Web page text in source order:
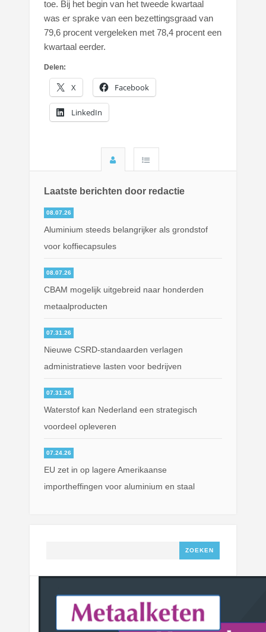
toe. Bij het begin van het tweede kwartaal
was er sprake van een bezettingsgraad van
79,6 procent vergeleken met 78,4 procent een
kwartaal eerder.
Delen:
X Facebook
LinkedIn
Laatste berichten door redactie
08.07.26
Aluminium steeds belangrijker als grondstof
voor koffiecapsules
08.07.26
CBAM mogelijk uitgebreid naar honderden
metaalproducten
07.31.26
Nieuwe CSRD-standaarden verlagen
administratieve lasten voor bedrijven
07.31.26
Waterstof kan Nederland een strategisch
voordeel opleveren
07.24.26
EU zet in op lagere Amerikaanse
importheffingen voor aluminium en staal